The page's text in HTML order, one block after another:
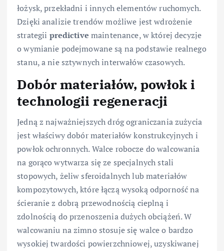
łożysk, przekładni i innych elementów ruchomych.
Dzięki analizie trendów możliwe jest wdrożenie
strategii predictive maintenance, w której decyzje
o wymianie podejmowane są na podstawie realnego
stanu, a nie sztywnych interwałów czasowych.
Dobór materiałów, powłok i
technologii regeneracji
Jedną z najważniejszych dróg ograniczania zużycia
jest właściwy dobór materiałów konstrukcyjnych i
powłok ochronnych. Walce robocze do walcowania
na gorąco wytwarza się ze specjalnych stali
stopowych, żeliw sferoidalnych lub materiałów
kompozytowych, które łączą wysoką odporność na
ścieranie z dobrą przewodnością cieplną i
zdolnością do przenoszenia dużych obciążeń. W
walcowaniu na zimno stosuje się walce o bardzo
wysokiej twardości powierzchniowej, uzyskiwanej